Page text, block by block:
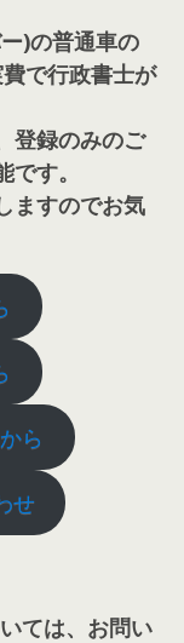
)の普通車の
で行政書士が
登録のみのご
す。
ますのでお気
ら
せ
ては、お問い